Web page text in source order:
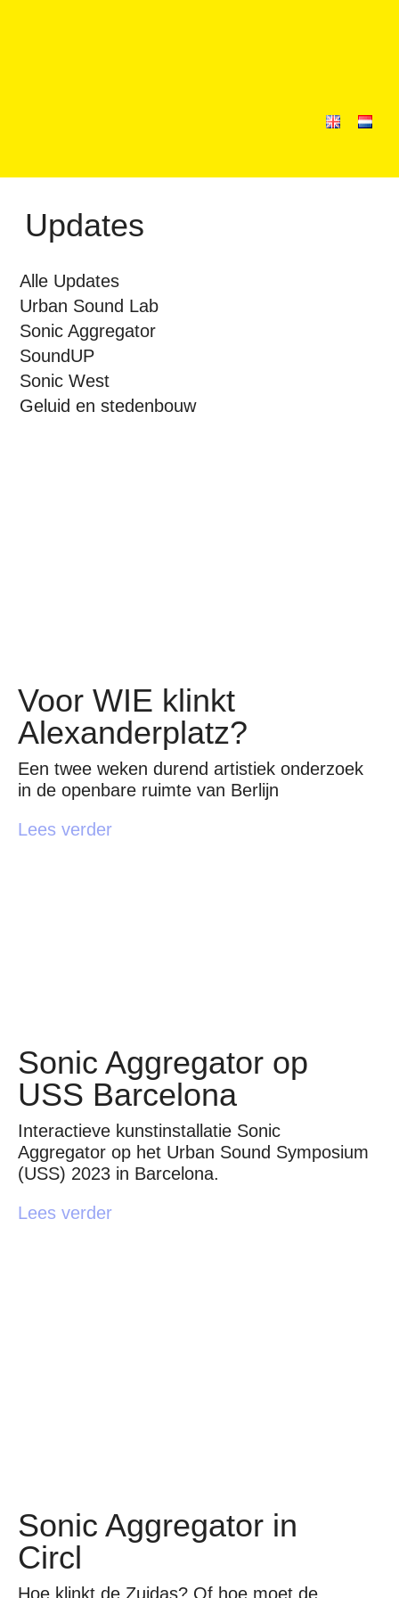
Updates
Alle Updates
Urban Sound Lab
Sonic Aggregator
SoundUP
Sonic West
Geluid en stedenbouw
Voor WIE klinkt
Alexanderplatz?
Een twee weken durend artistiek onderzoek
in de openbare ruimte van Berlijn
Lees verder
Sonic Aggregator op
USS Barcelona
Interactieve kunstinstallatie Sonic
Aggregator op het Urban Sound Symposium
(USS) 2023 in Barcelona.
Lees verder
Sonic Aggregator in
Circl
Hoe klinkt de Zuidas? Of hoe moet de